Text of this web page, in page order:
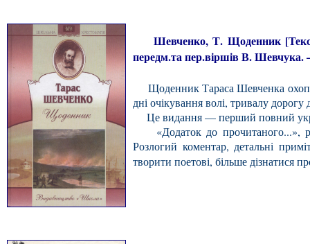
Шевченко, Т. Щоденник
передм.та пер.віршів В.
Щоденник Тараса Шевченка
дні очікування волі, тривалу
Це видання — перший повний
«Додаток до прочитаного...»,
Розлогий коментар, детальні
творити поетові, більше дізнатися